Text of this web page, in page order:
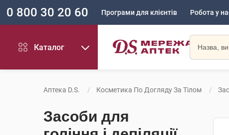
0 800 30 20 60 Програми для клієнтів Робота у
Каталог
Аптека D.S. Косметика По Догляду За Тілом
Засоби для